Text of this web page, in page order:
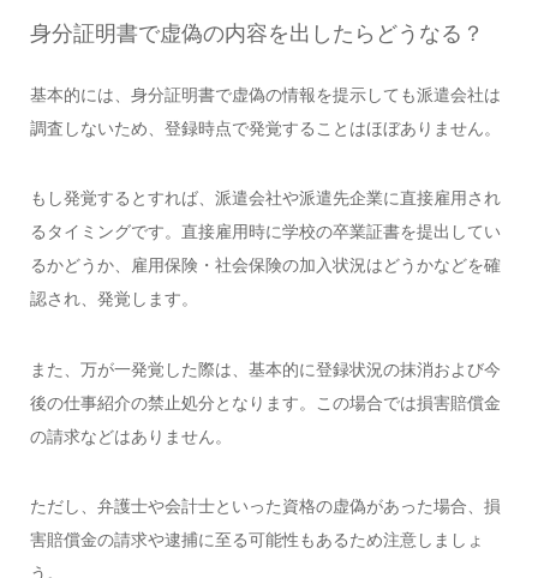
身分証明書で虚偽の内容を出したらどうなる？
基本的には、身分証明書で虚偽の情報を提示しても派遣会社は
調査しないため、登録時点で発覚することはほぼありません。
もし発覚するとすれば、派遣会社や派遣先企業に直接雇用され
るタイミングです。直接雇用時に学校の卒業証書を提出してい
るかどうか、雇用保険・社会保険の加入状況はどうかなどを確
認され、発覚します。
また、万が一発覚した際は、基本的に登録状況の抹消および今
後の仕事紹介の禁止処分となります。この場合では損害賠償金
の請求などはありません。
ただし、弁護士や会計士といった資格の虚偽があった場合、損
害賠償金の請求や逮捕に至る可能性もあるため注意しましょ
う。